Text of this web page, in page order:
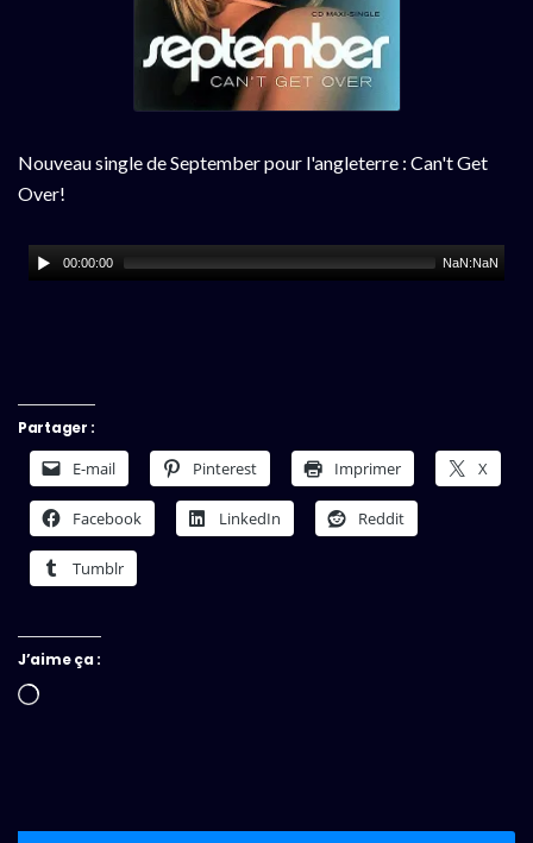
Nouveau single de September pour l'angleterre : Can't Get
Over!
00:00:00 NaN:NaN
Partager :
E-mail Pinterest Imprimer X
Facebook LinkedIn Reddit
Tumblr
J’aime ça :
Chargement…